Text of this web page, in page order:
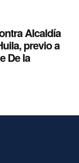
Alcaldía
previo a
De la